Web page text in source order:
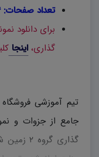
تعداد صفحات: ۹۴ صفحه (مناسب برای پرینت)
برای دانلود
گذاری،اینجا
تیم آموزشی فروشگاه
جامع از جزوات و
گذاری گروه ۲ زمین شناسی در حیطه